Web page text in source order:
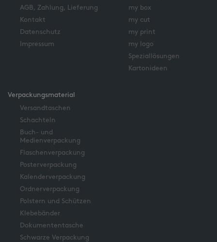
AGB, Zahlung, Lieferung
Kontakt
Datenschutz
Impressum
my box
my cut
my print
my logo
Speziallösungen
Kartonideen
Verpackungsmaterial
Versandtaschen
Schachteln
Buch- und
Medienverpackung
Flaschenverpackung
Posterverpackung
Kalenderverpackung
Ordnerverpackung
Polstern und Schützen
Klebebänder
Dokumententasche
Schwarze Verpackung